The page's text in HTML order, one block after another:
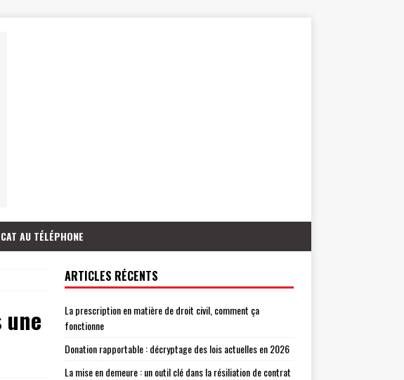
AU TÉLÉPHONE
ARTICLES RÉCENTS
La prescription en matière de droit civil, comment ça
fonctionne
Donation rapportable : décryptage des lois actuelles en 2026
La mise en demeure : un outil clé dans la résiliation de contrat